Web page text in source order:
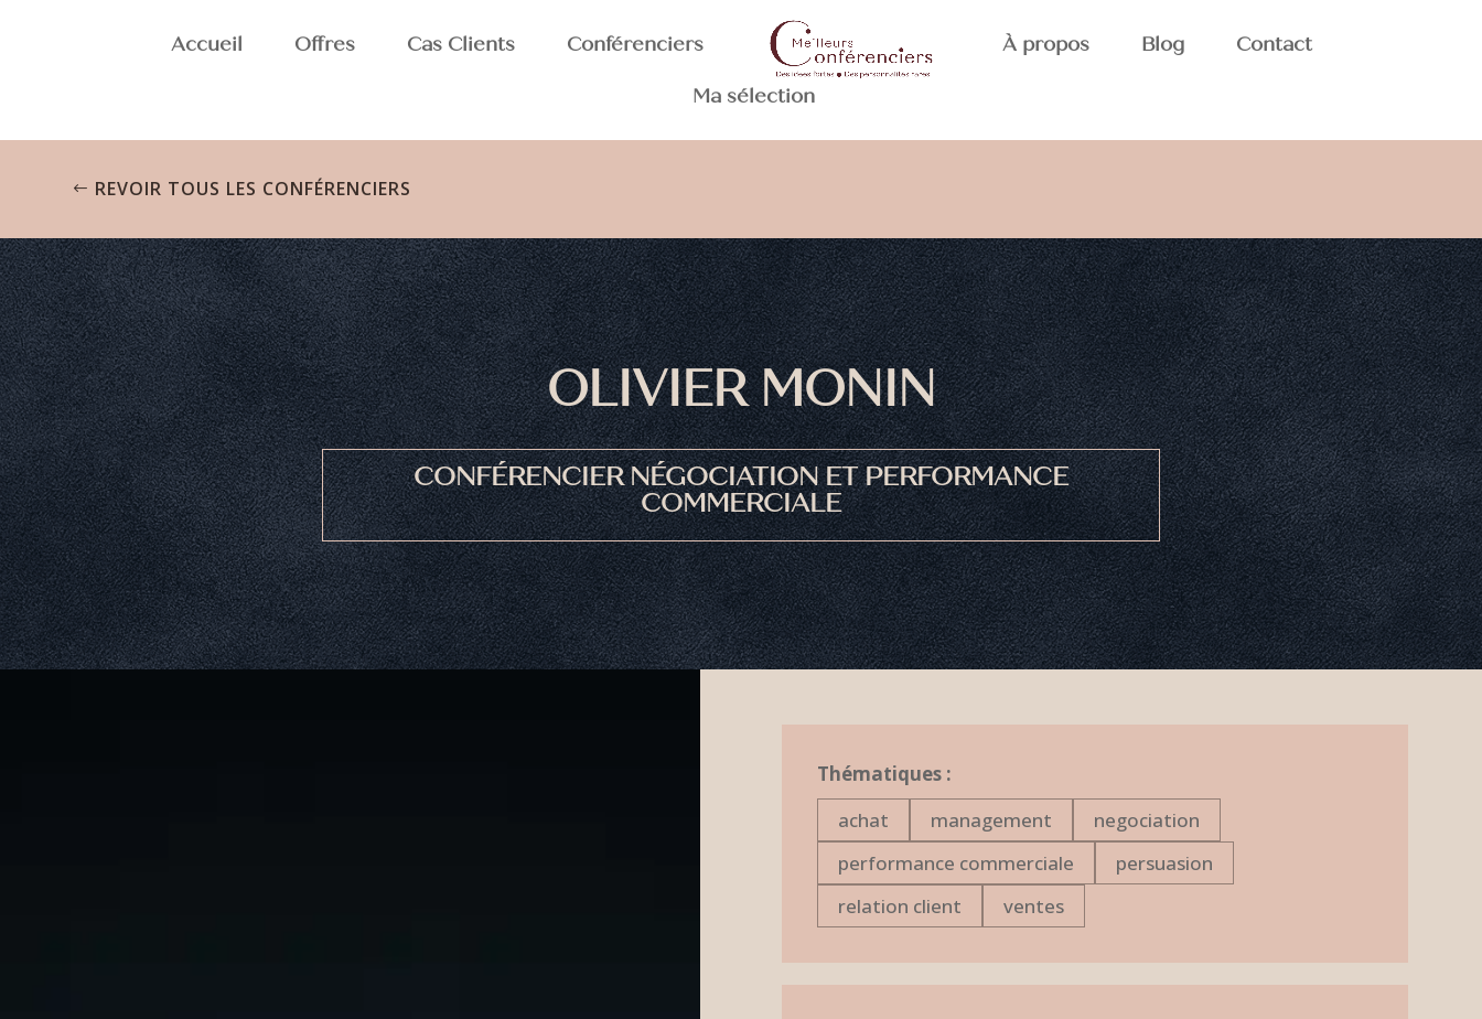
Accueil Offres Cas Clients Conférenciers À propos Blog Contact
Ma sélection
REVOIR TOUS LES CONFÉRENCIERS
OLIVIER MONIN
CONFÉRENCIER NÉGOCIATION ET PERFORMANCE
COMMERCIALE
Thématiques :
achat
management
negociation
performance commerciale
persuasion
relation client
ventes